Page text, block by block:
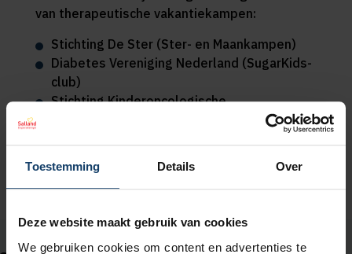
Toestemming Details Over
Deze website maakt gebruik van cookies
We gebruiken cookies om content en advertenties te
van therapeutische vakantiekampen:
Stichting De Ster (Ster- en Maankampen)
Diabetes Vereniging Nederland (SugarKids-
club)
Stichting Kinderoncologische